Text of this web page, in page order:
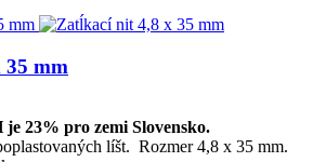
mm
je 23% pro zemi Slovensko.
líšt. Rozmer 4,8 x 35 mm.